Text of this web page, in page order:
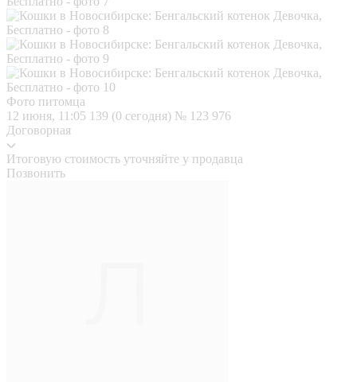
Фото питомца
12 июня, 11:05 139 (0 сегодня) № 123 976
Договорная
Итоговую стоимость уточняйте у продавца
Позвонить